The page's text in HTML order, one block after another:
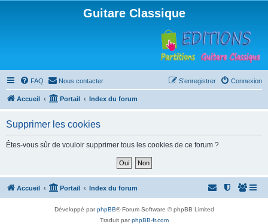
Guitare Classique
FAQ Nous contacter Connexion
S’enregistrer
Accueil Portail Index du forum
Supprimer les cookies
Êtes-vous sûr de vouloir supprimer tous les cookies de ce forum ?
Accueil Portail Index du forum
Développé parphpBB® Forum Software © phpBB Limited
Traduit parphpBB-fr.com